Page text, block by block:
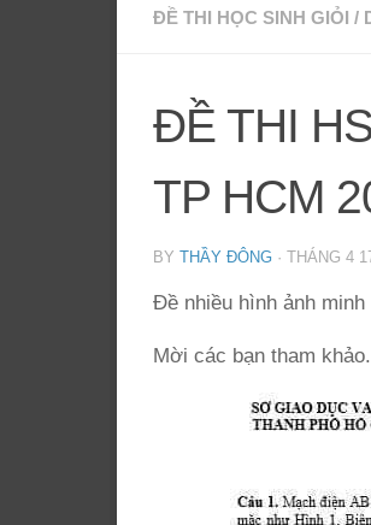
ĐỀ THI HỌC SINH GIỎI /
ĐỀ THI
TP HCM
BY THẦY ĐÔNG · THÁNG 4
Đề nhiều hình ảnh
Mời các bạn tham khảo.